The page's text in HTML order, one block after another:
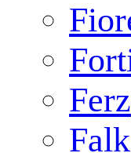
Ferz